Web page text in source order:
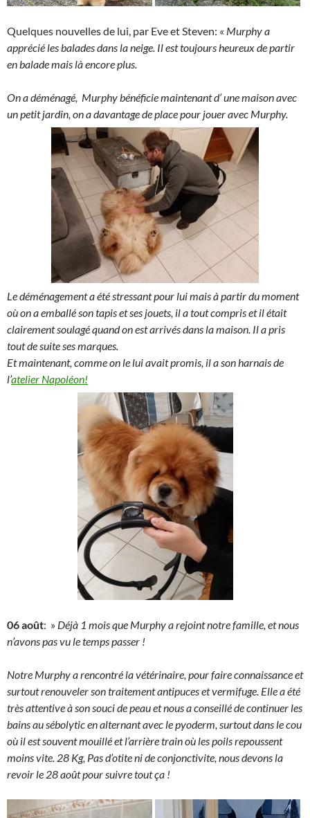
Quelques nouvelles de lui, par Eve et Steven: « Murphy a
apprécié les balades dans la neige. Il est toujours heureux de partir
en balade mais là encore plus.
On a déménagé, Murphy bénéficie maintenant d’ une maison avec
un petit jardin, on a davantage de place pour jouer avec Murphy.
Le déménagement a été stressant pour lui mais à partir du moment
où on a emballé son tapis et ses jouets, il a tout compris et il était
clairement soulagé quand on est arrivés dans la maison. Il a pris
tout de suite ses marques.
Et maintenant, comme on le lui avait promis, il a son harnais de
l’atelier Napoléon!
06 août: » Déjà 1 mois que Murphy a rejoint notre famille, et nous
n’avons pas vu le temps passer !
Notre Murphy a rencontré la vétérinaire, pour faire connaissance et
surtout renouveler son traitement antipuces et vermifuge. Elle a été
très attentive à son souci de peau et nous a conseillé de continuer les
bains au sébolytic en alternant avec le pyoderm, surtout dans le cou
où il est souvent mouillé et l’arrière train où les poils repoussent
moins vite. 28 Kg, Pas d’otite ni de conjonctivite, nous devons la
revoir le 28 août pour suivre tout ça !